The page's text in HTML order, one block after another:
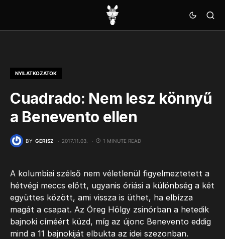
NYILATKOZATOK
Cuadrado: Nem lesz könnyű
a Benevento ellen
BY GERISZ 2017.11.03. 1 MINUTE READ
A kolumbiai szélső nem véletlenül figyelmeztetett a
hétvégi meccs előtt, ugyanis óriási a különbség a két
együttes között, ami vissza is üthet, ha elbízza
magát a csapat. Az Öreg Hölgy zsinórban a hetedik
bajnoki címéért küzd, míg az újonc Benevento eddig
mind a 11 bajnokiját elbukta az idei szezonban.